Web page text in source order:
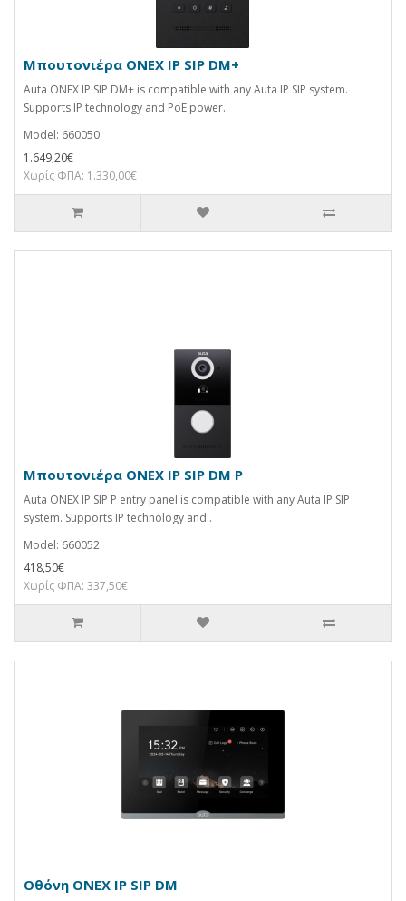
Μπουτονιέρα ONEX IP SIP DM+
Auta ONEX IP SIP DM+ is compatible with any Auta IP SIP system.
Supports IP technology and PoE power..
Model: 660050
1.649,20€
Χωρίς ΦΠΑ: 1.330,00€
Μπουτονιέρα ONEX IP SIP DM P
Auta ONEX IP SIP P entry panel is compatible with any Auta IP SIP
system. Supports IP technology and..
Model: 660052
418,50€
Χωρίς ΦΠΑ: 337,50€
Οθόνη ONEX IP SIP DM